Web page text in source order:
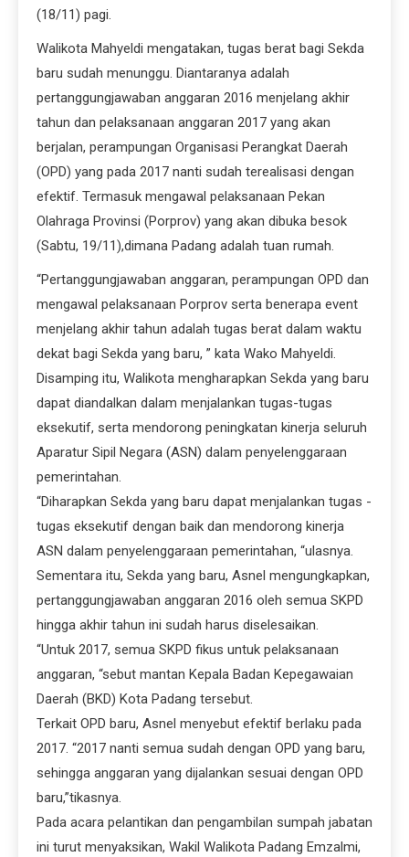
(18/11) pagi.
Walikota Mahyeldi mengatakan, tugas berat bagi Sekda
baru sudah menunggu. Diantaranya adalah
pertanggungjawaban anggaran 2016 menjelang akhir
tahun dan pelaksanaan anggaran 2017 yang akan
berjalan, perampungan Organisasi Perangkat Daerah
(OPD) yang pada 2017 nanti sudah terealisasi dengan
efektif. Termasuk mengawal pelaksanaan Pekan
Olahraga Provinsi (Porprov) yang akan dibuka besok
(Sabtu, 19/11),dimana Padang adalah tuan rumah.
“Pertanggungjawaban anggaran, perampungan OPD dan
mengawal pelaksanaan Porprov serta benerapa event
menjelang akhir tahun adalah tugas berat dalam waktu
dekat bagi Sekda yang baru, ” kata Wako Mahyeldi.
Disamping itu, Walikota mengharapkan Sekda yang baru
dapat diandalkan dalam menjalankan tugas-tugas
eksekutif, serta mendorong peningkatan kinerja seluruh
Aparatur Sipil Negara (ASN) dalam penyelenggaraan
pemerintahan.
“Diharapkan Sekda yang baru dapat menjalankan tugas -
tugas eksekutif dengan baik dan mendorong kinerja
ASN dalam penyelenggaraan pemerintahan, “ulasnya.
Sementara itu, Sekda yang baru, Asnel mengungkapkan,
pertanggungjawaban anggaran 2016 oleh semua SKPD
hingga akhir tahun ini sudah harus diselesaikan.
“Untuk 2017, semua SKPD fikus untuk pelaksanaan
anggaran, “sebut mantan Kepala Badan Kepegawaian
Daerah (BKD) Kota Padang tersebut.
Terkait OPD baru, Asnel menyebut efektif berlaku pada
2017. “2017 nanti semua sudah dengan OPD yang baru,
sehingga anggaran yang dijalankan sesuai dengan OPD
baru,”tikasnya.
Pada acara pelantikan dan pengambilan sumpah jabatan
ini turut menyaksikan, Wakil Walikota Padang Emzalmi,